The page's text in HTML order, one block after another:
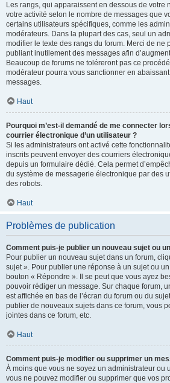
Les rangs, qui apparaissent en dessous de votre
votre activité selon le nombre de messages que
certains utilisateurs spécifiques, comme les
modérateurs. Dans la plupart des cas, seul un
modifier le texte des rangs du forum. Merci de ne
publiant inutilement des messages afin
Beaucoup de forums ne toléreront pas ce
modérateur pourra vous sanctionner en
messages.
Haut
Pourquoi m’est-il demandé de me connecter
courrier électronique d’un utilisateur ?
Si les administrateurs ont activé cette
inscrits peuvent envoyer des courriers
depuis un formulaire dédié. Cela permet
du système de messagerie électronique par des
des robots.
Haut
Problèmes de publication
Comment puis-je publier un nouveau sujet ou
Pour publier un nouveau sujet dans un forum,
sujet ». Pour publier une réponse à un sujet ou
bouton « Répondre ». Il se peut que vous ayez
pouvoir rédiger un message. Sur chaque forum,
est affichée en bas de l’écran du forum ou du
publier de nouveaux sujets dans ce forum, vous
jointes dans ce forum, etc.
Haut
Comment puis-je modifier ou supprimer un
À moins que vous ne soyez un administrateur ou
vous ne pouvez modifier ou supprimer que vos